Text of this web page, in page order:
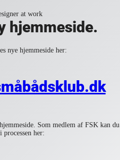
hjemmeside.
nye hjemmeside her:
Som medlem af FSK kan du
processen her: